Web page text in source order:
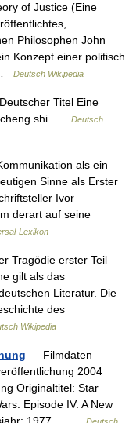
of Justice (Eine
Philosophen John
Konzept einer politisch
Deutsch Wikipedia
Titel Eine
cheng shi …
Deutsch
als ein
Sinne als Erster
Ivor
derart auf seine
Lexikon
Tragödie erster Teil
gilt als das
Literatur. Die
des
Wikipedia
— Filmdaten
2004
Originaltitel: Star
Episode IV: A New